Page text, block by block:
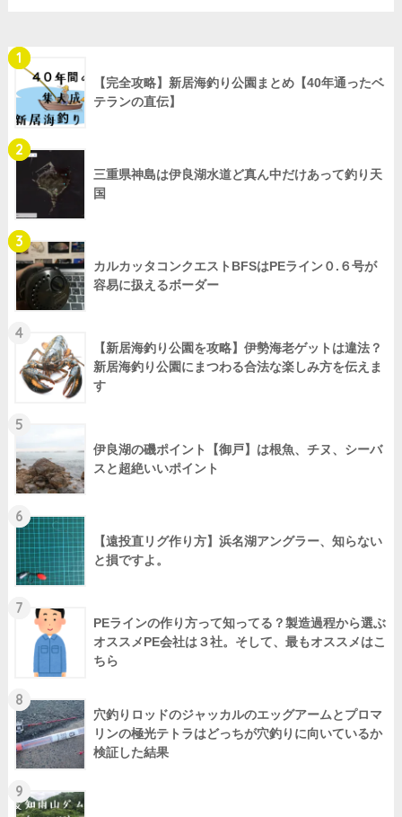
1
【完全攻略】新居海釣り公園まとめ【40年通ったベ
テランの直伝】
2
三重県神島は伊良湖水道ど真ん中だけあって釣り天
国
3
カルカッタコンクエストBFSはPEライン０.６号が
容易に扱えるボーダー
4
【新居海釣り公園を攻略】伊勢海老ゲットは違法？
新居海釣り公園にまつわる合法な楽しみ方を伝えま
す
5
伊良湖の磯ポイント【御戸】は根魚、チヌ、シーバ
スと超絶いいポイント
6
【遠投直リグ作り方】浜名湖アングラー、知らない
と損ですよ。
7
PEラインの作り方って知ってる？製造過程から選ぶ
オススメPE会社は３社。そして、最もオススメはこ
ちら
8
穴釣りロッドのジャッカルのエッグアームとプロマ
リンの極光テトラはどっちが穴釣りに向いているか
検証した結果
9